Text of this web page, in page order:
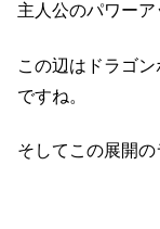
主人公のパワーア
この辺はドラゴ
ですね。
そしてこの展開